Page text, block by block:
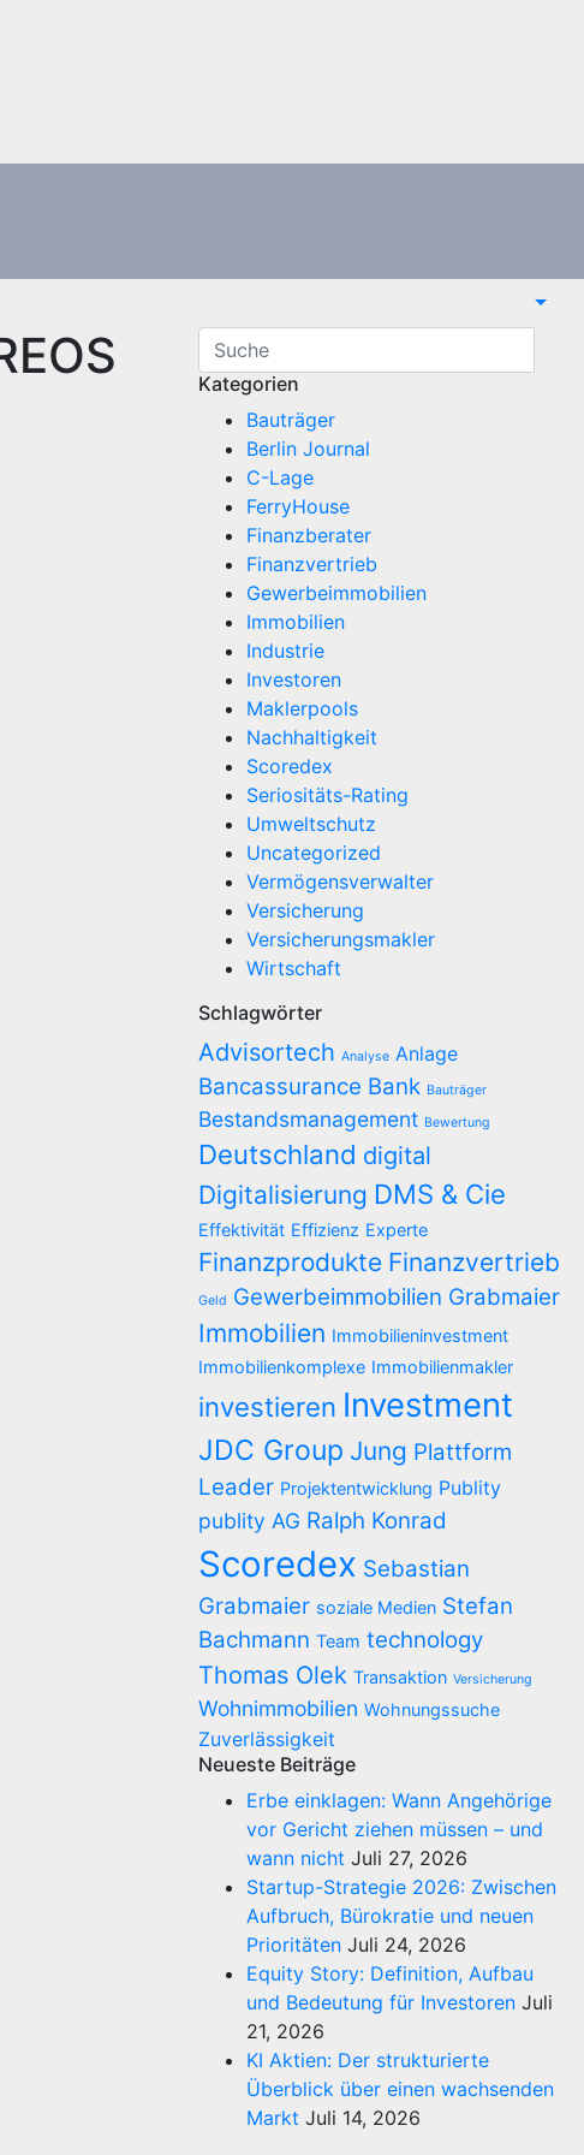
Kategorien
Bauträger
Berlin Journal
C-Lage
FerryHouse
Finanzberater
Finanzvertrieb
Gewerbeimmobilien
Immobilien
Industrie
Investoren
Maklerpools
Nachhaltigkeit
Scoredex
Seriositäts-Rating
Umweltschutz
Uncategorized
Vermögensverwalter
Versicherung
Versicherungsmakler
Wirtschaft
Schlagwörter
Advisortech Analyse Anlage
Bancassurance Bank Bauträger
Bestandsmanagement Bewertung
Deutschland digital
Digitalisierung DMS & Cie
Effektivität Effizienz Experte
Finanzprodukte Finanzvertrieb
Geld Gewerbeimmobilien Grabmaier
Immobilien Immobilieninvestment
Immobilienkomplexe Immobilienmakler
investieren Investment
JDC Group Jung Plattform
Leader Projektentwicklung Publity
publity AG Ralph Konrad
Scoredex Sebastian
Grabmaier soziale Medien Stefan
Bachmann Team technology
Thomas Olek Transaktion Versicherung
Wohnimmobilien Wohnungssuche
Zuverlässigkeit
Neueste Beiträge
Erbe einklagen: Wann Angehörige
vor Gericht ziehen müssen – und
wann nicht Juli 27, 2026
Startup-Strategie 2026: Zwischen
Aufbruch, Bürokratie und neuen
Prioritäten Juli 24, 2026
Equity Story: Definition, Aufbau
und Bedeutung für Investoren Juli
21, 2026
KI Aktien: Der strukturierte
Überblick über einen wachsenden
Markt Juli 14, 2026